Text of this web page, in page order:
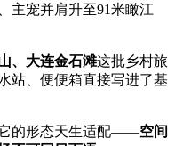
主宠并肩升至91米瞰江
、大连金石滩这批乡村旅
站、便便箱直接写进了基
的形态天生适配——空间